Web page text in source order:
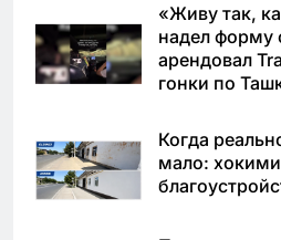
«Живу так,
надел форму
арендовал
гонки по
Когда
мало: